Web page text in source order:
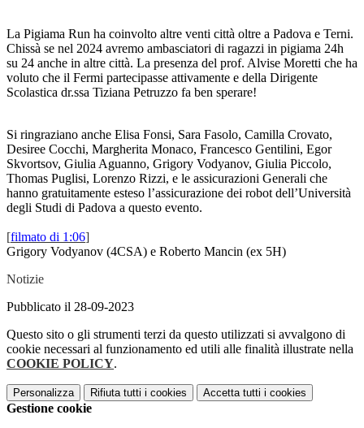
La Pigiama Run ha coinvolto altre venti città oltre a Padova e Terni.
Chissà se nel 2024 avremo ambasciatori di ragazzi in pigiama 24h
su 24 anche in altre città. La presenza del prof. Alvise Moretti che ha
voluto che il Fermi partecipasse attivamente e della Dirigente
Scolastica dr.ssa Tiziana Petruzzo fa ben sperare!
Si ringraziano anche Elisa Fonsi, Sara Fasolo, Camilla Crovato,
Desiree Cocchi, Margherita Monaco, Francesco Gentilini, Egor
Skvortsov, Giulia Aguanno, Grigory Vodyanov, Giulia Piccolo,
Thomas Puglisi, Lorenzo Rizzi, e le assicurazioni Generali che
hanno gratuitamente esteso l’assicurazione dei robot dell’Università
degli Studi di Padova a questo evento.
[filmato di 1:06]
Grigory Vodyanov (4CSA) e Roberto Mancin (ex 5H)
Notizie
Pubblicato il 28-09-2023
Questo sito o gli strumenti terzi da questo utilizzati si avvalgono di
cookie necessari al funzionamento ed utili alle finalità illustrate nella
COOKIE POLICY.
Personalizza Rifiuta tutti i cookies Accetta tutti i cookies
Gestione cookie